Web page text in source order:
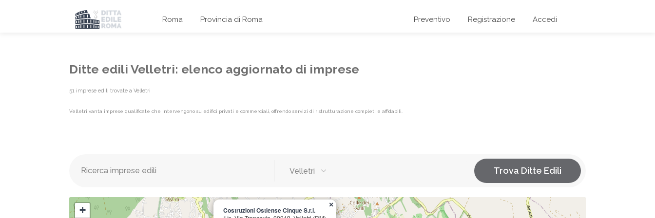
Roma Provincia di Roma Preventivo Registrazione Accedi
Ditte edili Velletri: elenco aggiornato di imprese
51 imprese edili trovate a Velletri
Velletri vanta imprese qualificate che intervengono su edifici privati e commerciali, offrendo servizi di ristrutturazione completi e affidabili.
Elenco imprese edili {label} Velletri Trova Ditte Edili
Costruzioni Ostiense Cinque S.r.l.
×
+